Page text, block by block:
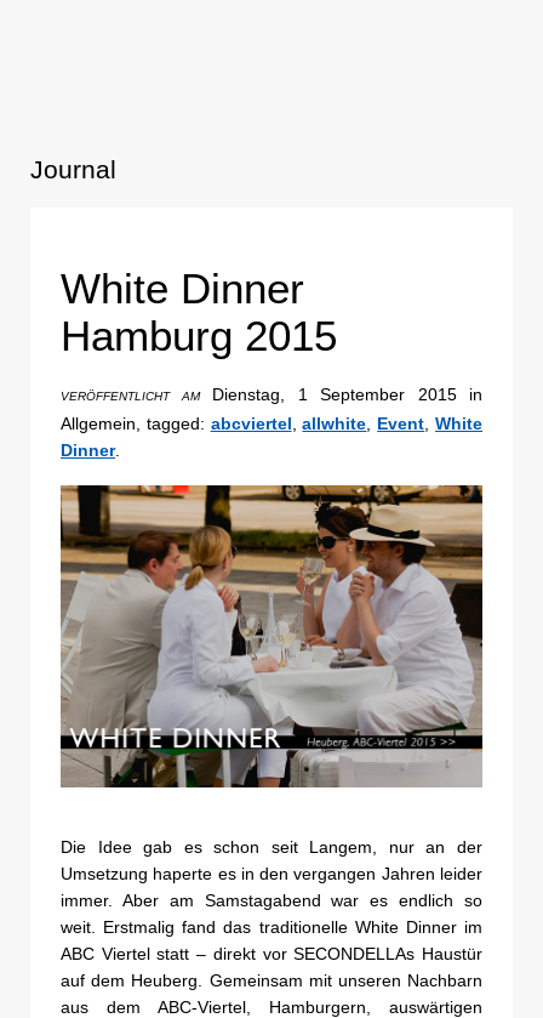
Journal
White Dinner
Hamburg 2015
VERÖFFENTLICHT AMDienstag, 1 September 2015 in
Allgemein, tagged: abcviertel,allwhite, Event,White
Dinner.
Die Idee gab es schon seit Langem, nur an der
Umsetzung haperte es in den vergangen Jahren leider
immer. Aber am Samstagabend war es endlich so
weit. Erstmalig fand das traditionelle White Dinner im
ABC Viertel statt – direkt vor SECONDELLAs Haustür
auf dem Heuberg. Gemeinsam mit unseren Nachbarn
aus dem ABC-Viertel, Hamburgern, auswärtigen